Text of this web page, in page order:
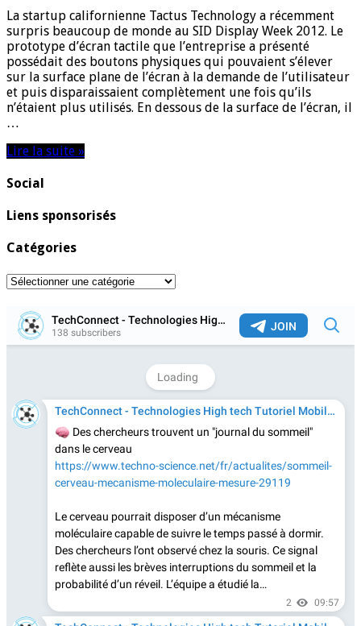
La startup californienne Tactus Technology a récemment
surpris beaucoup de monde au SID Display Week 2012. Le
prototype d’écran tactile que l’entreprise a présenté
possédait des boutons physiques qui pouvaient s’élever
sur la surface plane de l’écran à la demande de l’utilisateur
et puis disparaissaient complètement une fois qu’ils
n’étaient plus utilisés. En dessous de la surface de l’écran, il
…
Lire la suite »
Social
Liens sponsorisés
Catégories
Catégories